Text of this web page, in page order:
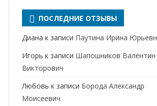
БАКТЕРИОЛОГ
ВЕРТЕБРОЛОГ
ГАСТРОЭНТЕРОЛОГ
ГИНЕКОЛОГ
ПОСЛЕДНИЕ ОТЗЫВЫ
Диана к записи Паутина Ирина
Игорь к записи Шапошников Валентин
Викторович
Любовь к записи Борода Александр
Моисеевич